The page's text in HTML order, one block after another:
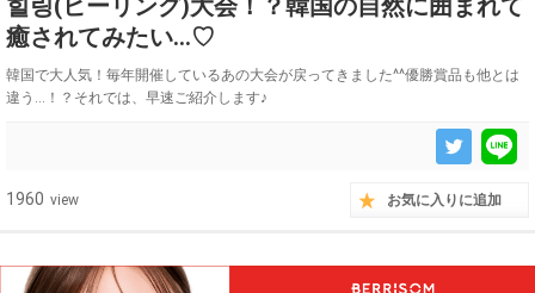
힐링(ヒーリング)大会！？韓国の自然に囲まれて
癒されてみたい...♡
韓国で大人気！毎年開催しているあの大会が戻ってきました^^優勝賞品も他とは
違う...！？それでは、早速ご紹介します♪
1960 view お気に入りに追加